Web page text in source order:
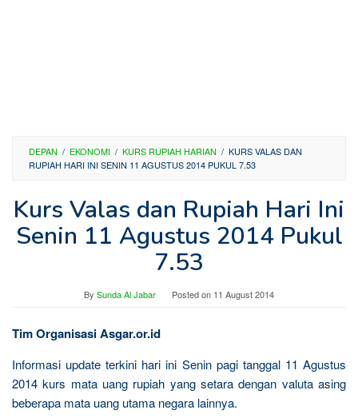
DEPAN / EKONOMI / KURS RUPIAH HARIAN / KURS VALAS DAN
RUPIAH HARI INI SENIN 11 AGUSTUS 2014 PUKUL 7.53
Kurs Valas dan Rupiah Hari Ini
Senin 11 Agustus 2014 Pukul
7.53
By Sunda Al Jabar Posted on 11 August 2014
Tim Organisasi Asgar.or.id
Informasi update terkini hari ini Senin pagi tanggal 11 Agustus
2014 kurs mata uang rupiah yang setara dengan valuta asing
beberapa mata uang utama negara lainnya.